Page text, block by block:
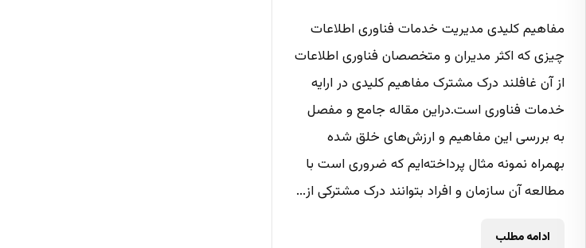
مفاهیم کلیدی مدیریت خدمات فناوری اطلاعات
چیزی که اکثر مدیران و متخصصان فناوری اطلاعات
از آن غافلند درک مشترک مفاهیم کلیدی در ارایه
خدمات فناوری است.دراین مقاله جامع و مفصل
به بررسی این مفاهیم و ارزش‌های خلق شده
بهمراه نمونه مثال پرداخته‌ایم که ضروری است با
مطالعه آن سازمان و افراد بتوانند درک مشترکی از...
ادامه مطلب